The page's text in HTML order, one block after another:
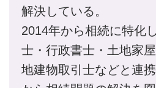
解決している。
2014年から相続に特化
士・行政書士・土地家
地建物取引士などと連